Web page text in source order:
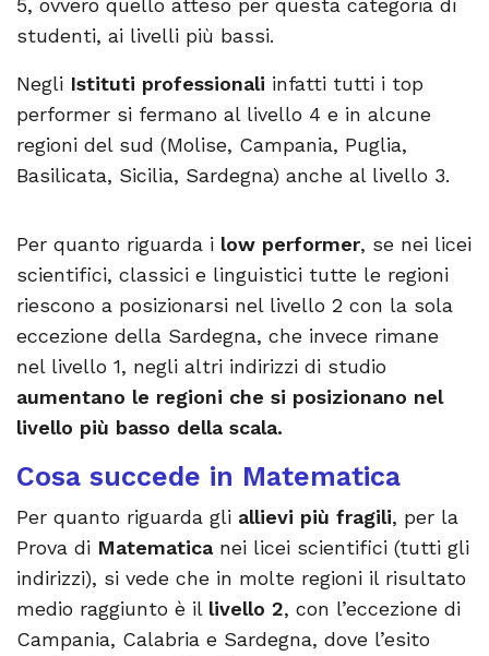
5, ovvero quello atteso per questa categoria di
studenti, ai livelli più bassi.
Negli Istituti professionali infatti tutti i top
performer si fermano al livello 4 e in alcune
regioni del sud (Molise, Campania, Puglia,
Basilicata, Sicilia, Sardegna) anche al livello 3.
Per quanto riguarda i low performer, se nei licei
scientifici, classici e linguistici tutte le regioni
riescono a posizionarsi nel livello 2 con la sola
eccezione della Sardegna, che invece rimane
nel livello 1, negli altri indirizzi di studio
aumentano le regioni che si posizionano nel
livello più basso della scala.
Cosa succede in Matematica
Per quanto riguarda gli allievi più fragili, per la
Prova di Matematicanei licei scientifici (tutti gli
indirizzi), si vede che in molte regioni il risultato
medio raggiunto è il livello 2, con l’eccezione di
Campania, Calabria e Sardegna, dove l’esito